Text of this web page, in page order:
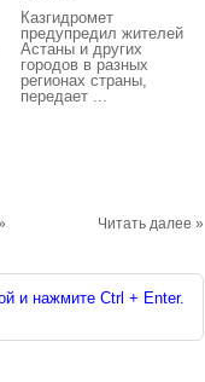
Казгидромет
предупредил жителей
Астаны и других
городов в разных
регионах страны,
передает ...
Читать далее »
и нажмите Ctrl + Enter.